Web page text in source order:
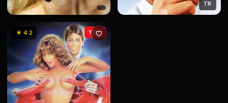
TR
★ 4.2 YENİ